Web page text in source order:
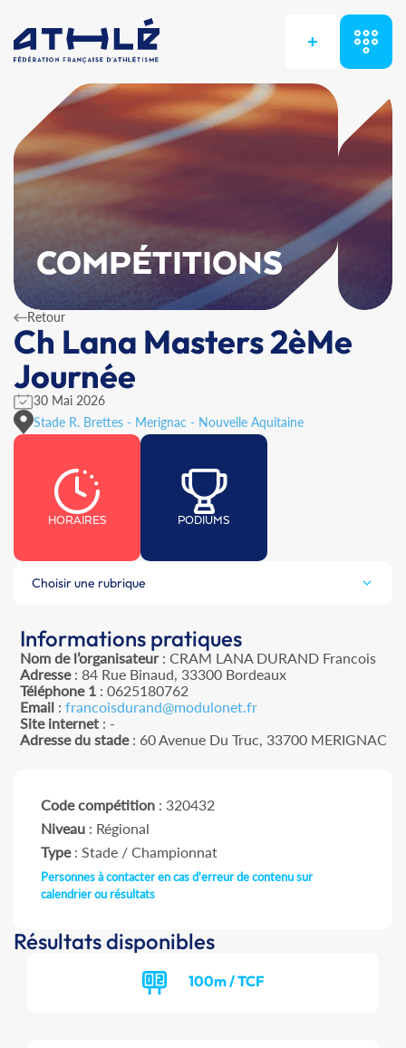
+
COMPÉTITIONS
Retour
Ch Lana Masters 2èMe
Journée
30 Mai 2026
Stade R. Brettes - Merignac - Nouvelle Aquitaine
HORAIRES PODIUMS
Choisir une rubrique
Informations pratiques
Nom de l’organisateur: CRAM LANA DURAND Francois
Adresse: 84 Rue Binaud, 33300 Bordeaux
Téléphone 1: 0625180762
Email: francoisdurand@modulonet.fr
Site internet: -
Adresse du stade: 60 Avenue Du Truc, 33700 MERIGNAC
Code compétition : 320432
Niveau : Régional
Type: Stade / Championnat
Personnes à contacter en cas d'erreur de contenu sur
calendrier ou résultats
Résultats disponibles
100m / TCF